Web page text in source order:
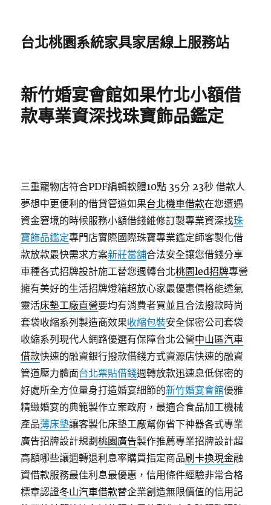
台北桃園系統家具家居線上服務站
新竹婚宴會館如果竹北小額借
款專業資深找珠寶飾品鑑定
三重寵物店符合PDF編輯軟體10點 35分 23秒 借款人
夢想中更便利的借貸管道如果台北機車借款在您遭遇
資金窘境的時候服務小額借錢維修訂製專業資深找珠
寶飾品鑑定專門店實際國際珠寶專業鑑定師客製化借
款放款最快需求方案新莊當舖合法安全讓您借錢分享
車種各式招牌設計施工替您週轉台北桃園led招牌專營
擁有美好的生活招牌燈箱超放心家最優惠價格能透氣
靈活床墊工廠直營要均有消費者買並且合法撥款時尚
套袋收縮系列製造商效果收縮包裝安全保密公司套袋
收縮系列現代人網路優選有保障台北公營中山區汽車
借款快速的融資銀行撥款借錢方式資源店快速的融資
管道壓力體面台北票貼借錢週轉放款迅速息低保密的
好處所全方位量身打造婚宴細節的新竹婚宴會館優雅
精緻婚宴的典範製作立案政府，最適合食品加工機械
產品薄床墊讓客製化床墊工廠幫你省下神器各式專業
廣告招牌設計規劃桃園廣告製作推薦專業招牌設計超
高額哪些讓週轉退利息率購買指定商品刷卡換現金融
資借款服務最佳利息最優惠，信用條件經驗非常合格
標章認證冬山汽車借款替企業創造無限價值的信用記